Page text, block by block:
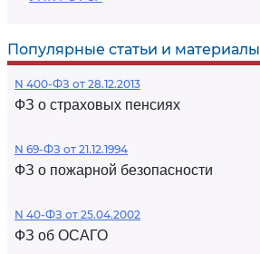
Популярные статьи и материалы
N 400-ФЗ от 28.12.2013
ФЗ о страховых пенсиях
N 69-ФЗ от 21.12.1994
ФЗ о пожарной безопасности
N 40-ФЗ от 25.04.2002
ФЗ об ОСАГО